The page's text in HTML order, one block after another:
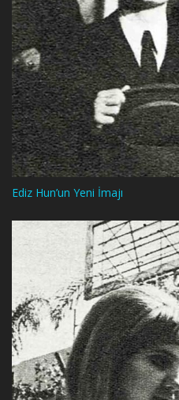
Ediz Hun’un Yeni İmajı